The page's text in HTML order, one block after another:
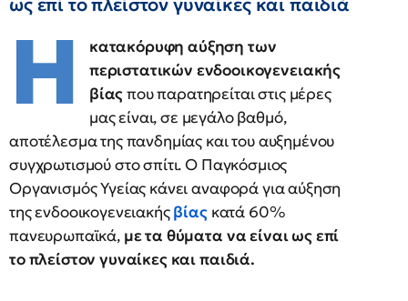
Η
κατακόρυφη αύξηση των
περιστατικών ενδοοικογενειακής
βίαςπου παρατηρείται στις μέρες
μας είναι, σε μεγάλο βαθμό,
αποτέλεσμα της πανδημίας και του αυξημένου
συγχρωτισμού στο σπίτι. Ο Παγκόσμιος
Οργανισμός Υγείας κάνει αναφορά για αύξηση
της ενδοοικογενειακήςβίας κατά 60%
πανευρωπαϊκά, με τα θύματα να είναι ως επί
το πλείστον γυναίκες και παιδιά.